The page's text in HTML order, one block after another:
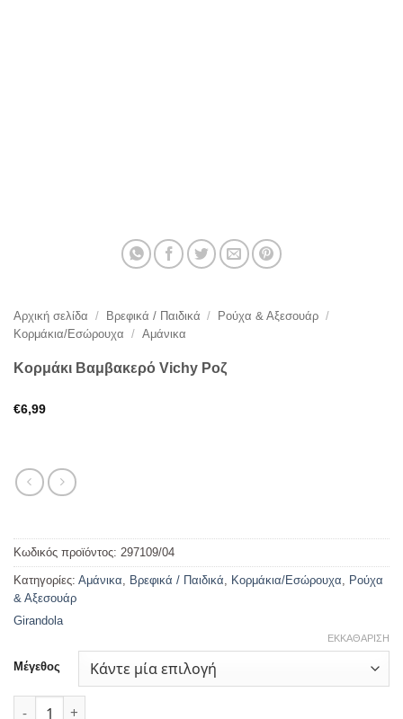
Αρχική σελίδα / Βρεφικά / Παιδικά / Ρούχα & Αξεσουάρ /
Κορμάκια/Εσώρουχα / Αμάνικα
Κορμάκι Βαμβακερό Vichy Ροζ
€6,99
Κωδικός προϊόντος: 297109/04
Κατηγορίες: Αμάνικα Βρεφικά / Παιδικά Κορμάκια/Εσώρουχα
Ρούχα
& Αξεσουάρ
Girandola
Μέγεθος
ΕΚΚΑΘΆΡΙΣΗ